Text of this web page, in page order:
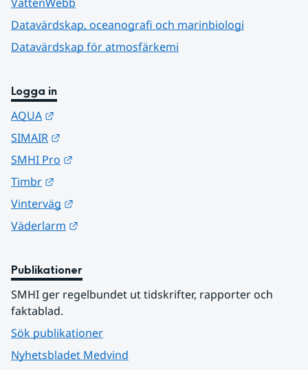
Datavärdskap, oceanografi och marinbiologi
Datavärdskap för atmosfärkemi
Logga in
AQUA
SIMAIR
SMHI Pro
Timbr
Vinterväg
Väderlarm
Publikationer
SMHI ger regelbundet ut tidskrifter, rapporter och
faktablad.
Sök publikationer
Nyhetsbladet Medvind